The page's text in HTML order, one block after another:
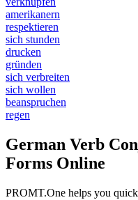
amerikanern
respektieren
sich stunden
drucken
gründen
sich verbreiten
sich wollen
beanspruchen
regen
German Verb
Forms Online
PROMT.One helps you